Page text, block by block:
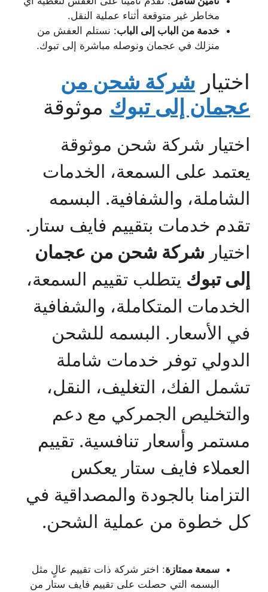
مخاطر غير متوقعة أثناء عملية النقل.
خدمة من الباب إلى الباب: نستلم العفش من
منزلك في عجمان ونوصله مباشرة إلى تبوك.
اختيار شركة شحن من
عجمان إلى تبوك موثوقة
اختيار شركة شحن موثوقة
يعتمد على السمعة، الخدمات
الشاملة، والشفافية. البسمه
تقدم خدمات بتقييم فايف ستار.
اختيار شركة شحن من عجمان
إلى تبوك يتطلب تقييم السمعة،
الخدمات المتكاملة، والشفافية
في الأسعار. البسمه للشحن
الدولي توفر خدمات شاملة
تشمل الفك، التغليف، النقل،
والتخليص الجمركي مع دعم
مستمر وأسعار تنافسية. تقييم
العملاء فايف ستار يعكس
التزامنا بالجودة والمصداقية في
كل خطوة من عملية الشحن.
سمعة ممتازة: اختر شركة ذات تقييم عالٍ مثل
البسمه التي حصلت على تقييم فايف ستار من